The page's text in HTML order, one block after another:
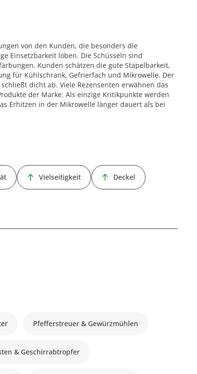
von den Kunden, die besonders die
Einsetzbarkeit loben. Die Schüsseln sind
Kunden schätzen die gute Stapelbarkeit,
für Kühlschrank, Gefrierfach und Mikrowelle. Der
dicht ab. Viele Rezensenten erwähnen das
der Marke. Als einzige Kritikpunkte werden
Erhitzen in der Mikrowelle länger dauert als bei
Vielseitigkeit Deckel
Pfefferstreuer & Gewürzmühlen
& Geschirrabtropfer